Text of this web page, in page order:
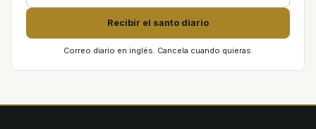
Recibir el santo diario
Correo diario en inglés. Cancela cuando quieras.